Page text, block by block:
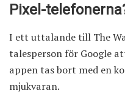
Pixel-
I ett uttalande till The
talesperson för Google
appen tas bort med en
mjukvaran.